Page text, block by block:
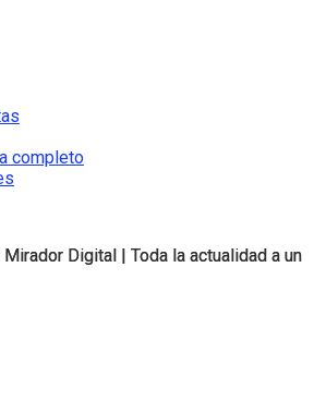
Digital | Toda la actualidad a un
completo
Digital | Toda la actualidad a un